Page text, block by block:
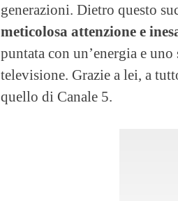
generazioni. Dietro questo
meticolosa attenzione e
puntata con un’energia e
televisione. Grazie a lei, a
quello di Canale 5.